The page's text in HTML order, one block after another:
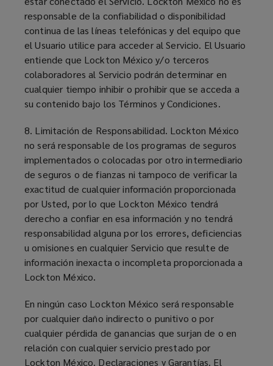
responsable de la confiabilidad o disponibilidad
continua de las líneas telefónicas y del equipo que
el Usuario utilice para acceder al Servicio. El Usuario
entiende que Lockton México y/o terceros
colaboradores al Servicio podrán determinar en
cualquier tiempo inhibir o prohibir que se acceda a
su contenido bajo los Términos y Condiciones.
8. Limitación de Responsabilidad. Lockton México
no será responsable de los programas de seguros
implementados o colocadas por otro intermediario
de seguros o de fianzas ni tampoco de verificar la
exactitud de cualquier información proporcionada
por Usted, por lo que Lockton México tendrá
derecho a confiar en esa información y no tendrá
responsabilidad alguna por los errores, deficiencias
u omisiones en cualquier Servicio que resulte de
información inexacta o incompleta proporcionada a
Lockton México.
En ningún caso Lockton México será responsable
por cualquier daño indirecto o punitivo o por
cualquier pérdida de ganancias que surjan de o en
relación con cualquier servicio prestado por
Lockton México. Declaraciones y Garantías. El